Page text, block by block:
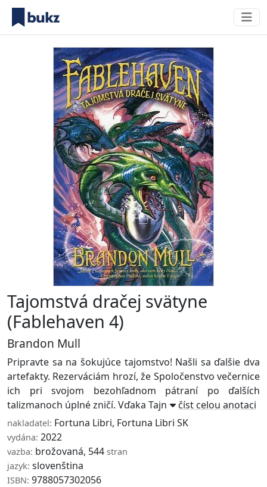
Tajomstvá dračej svätyne
(Fablehaven 4)
Brandon Mull
Pripravte sa na šokujúce tajomstvo! Našli sa ďalšie dva
artefakty. Rezerváciám hrozí, že Spoločenstvo večernice
ich pri svojom bezohľadnom pátraní po ďalších
talizmanoch úplné zničí. Vďaka Tajnému ...číst celou anotaci
nakladatel: Fortuna Libri, Fortuna Libri SK
vydána: 2022
vazba: brožovaná, 544 stran
jazyk: slovenština
ISBN: 9788057302056